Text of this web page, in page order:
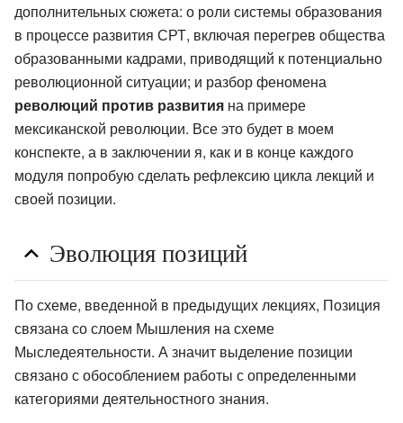
дополнительных сюжета: о роли системы образования
в процессе развития СРТ, включая перегрев общества
образованными кадрами, приводящий к потенциально
революционной ситуации; и разбор феномена
революций против развития на примере
мексиканской революции. Все это будет в моем
конспекте, а в заключении я, как и в конце каждого
модуля попробую сделать рефлексию цикла лекций и
своей позиции.
Эволюция позиций
По схеме, введенной в предыдущих лекциях, Позиция
связана со слоем Мышления на схеме
Мыследеятельности. А значит выделение позиции
связано с обособлением работы с определенными
категориями деятельностного знания.